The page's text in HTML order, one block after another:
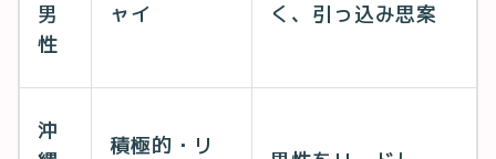
男
性
ャイ
く、引っ込み思案
沖
積極的・リ